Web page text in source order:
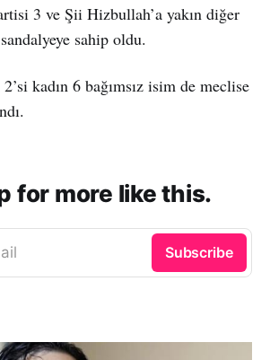
3 ve Şii Hizbullah’a yakın diğer
sahip oldu.
kadın 6 bağımsız isim de meclise
for more like this.
Subscribe